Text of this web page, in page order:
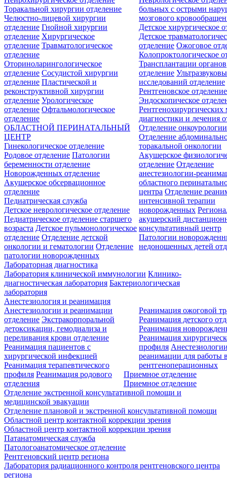
больных с острыми
мозгового
Торакальной хирургии отделение
Челюстно-лицевой хирургии
отделение Гнойной хирургии
отделение Хирургическое
отделение Травматологическое
отделение
Оториноларингологическое
отделение Сосудистой хирургии
отделение Пластической и
реконструктивной хирургии
отделение Урологическое
отделение Офтальмологическое
отделение
Детское хирургическое
Детское
отделение Ожоговое
Колопроктологическое
Трансплантации органов
отделение
исследований отделение
Рентгеновское отделение
Эндоскопическое
Рентгенохирургических
диагностики и лечения
Отделение онкоурологии
Отделение
торакальной онкологии
ОБЛАСТНОЙ ПЕРИНАТАЛЬНЫЙ
ЦЕНТР
Гинекологическое отделение
Родовое отделение Патологии
беременности отделение
Новорожденных отделение
Акушерское обсервационное
отделение
Акушерское
отделение Отделение
анестезиологии-
областного
центра Отделение
интенсивной терапии
новорожденных
акушерский
консультативный центр
Патологии
недоношенных детей
Педиатрическая служба
Детское неврологическое отделение
Педиатрическое отделение старшего
возраста Детское пульмонологическое
отделение Отделение детской
онкологии и гематологии Отделение
патологии новорожденных
Лабораторная диагностика
Лаборатория клинической иммунологии Клинико-
диагностическая лаборатория Бактериологическая
лаборатория
Анестезиология и реанимация
Анестезиологии и реанимации
отделение Экстракорпоральной
детоксикации, гемодиализа и
переливания крови отделение
Реанимация пациентов с
хирургической инфекцией
Реанимация терапевтического
профиля Реанимация родового
отделения
Реанимация ожоговой
Реанимация детского
Реанимация
Реанимация
профиля
реанимации для работы
рентгеноперационных
Приемное отделение
Приемное отделение
Отделение экстренной консультативной помощи и
медицинской эвакуации
Отделение плановой и экстренной консультативной помощи
Областной центр контактной коррекции зрения
Областной центр контактной коррекции зрения
Патанатомическая служба
Патологоанатомическое отделение
Рентгеновский центр региона
Лаборатория радиационного контроля рентгеновского центра
региона